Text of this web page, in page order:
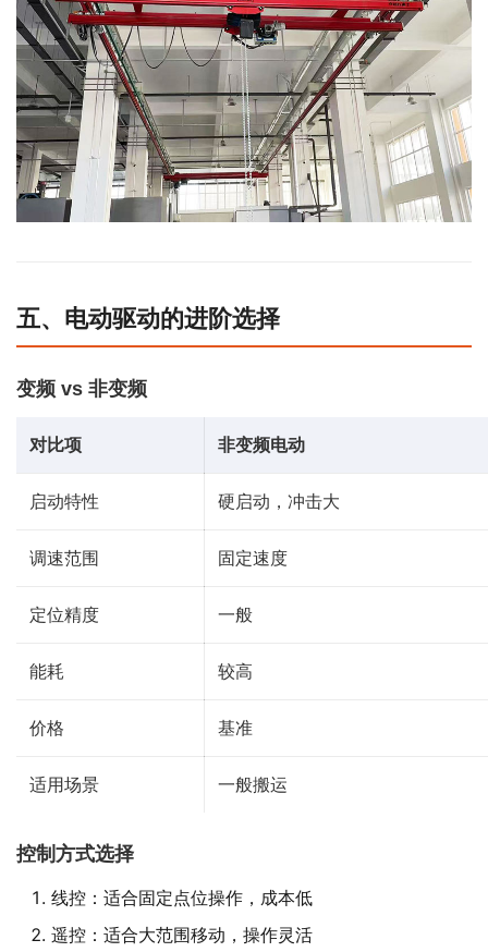
五、电动驱动的进阶选择
变频 vs 非变频
对比项 非变频电动
启动特性 硬启动，冲击大
调速范围 固定速度
定位精度 一般
能耗 较高
价格 基准
适用场景 一般搬运
控制方式选择
线控：适合固定点位操作，成本低
遥控：适合大范围移动，操作灵活